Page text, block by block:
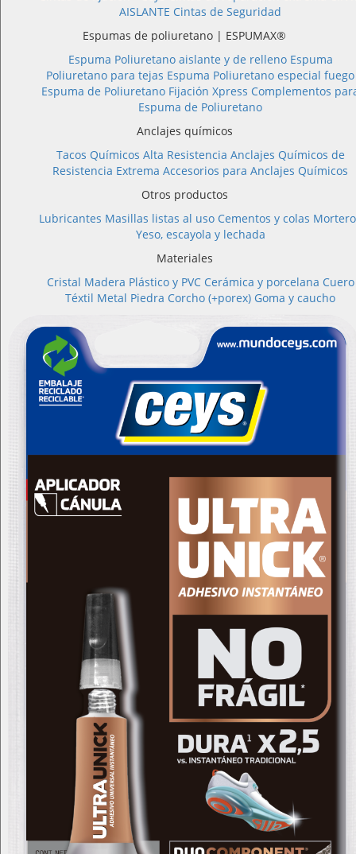
AISLANTE Cintas de Seguridad
Espumas de poliuretano | ESPUMAX®
Espuma Poliuretano aislante y de relleno Espuma
Poliuretano para tejas Espuma Poliuretano especial fuego
Espuma de Poliuretano Fijación Xpress Complementos
Espuma de Poliuretano
Anclajes químicos
Tacos Químicos Alta Resistencia Anclajes Químicos de
Resistencia Extrema Accesorios para Anclajes Químicos
Otros productos
Lubricantes Masillas listas al uso Cementos y colas
Yeso, escayola y lechada
Materiales
Cristal Madera Plástico y PVC Cerámica y porcelana Cuero
Téxtil Metal Piedra Corcho (+porex) Goma y caucho